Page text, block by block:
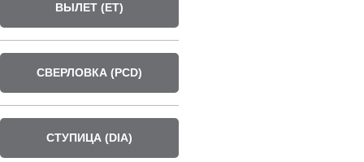
ВЫЛЕТ (ET)
СВЕРЛОВКА (PCD)
СТУПИЦА (DIA)